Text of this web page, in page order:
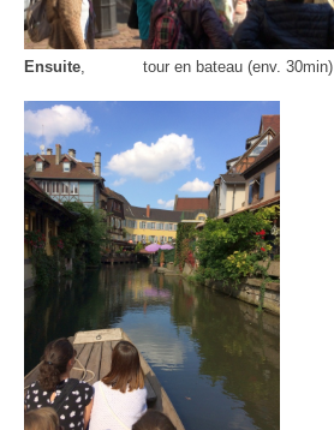
Ensuite , tour en bateau (env. 30min)